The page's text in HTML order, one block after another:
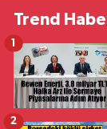
Trend
1
2